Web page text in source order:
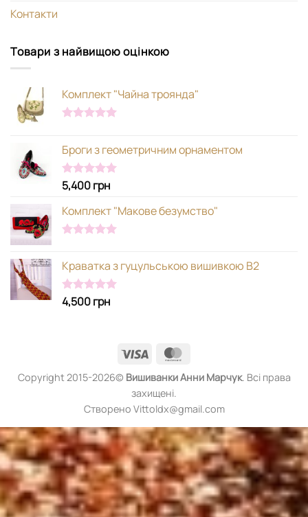
Контакти
Товари з найвищою оцінкою
Комплект "Чайна троянда"
Броги з геометричним орнаментом
Оцінено в
з 5
5,400грн
Комплект "Макове безумство"
Краватка з гуцульською вишивкою В2
Оцінено в
з 5
4,500грн
Visa
Copyright 2015-2026© ВишиванкиАнни Марчук. Всі права
захищені.
Створено Vittoldx@gmail.com